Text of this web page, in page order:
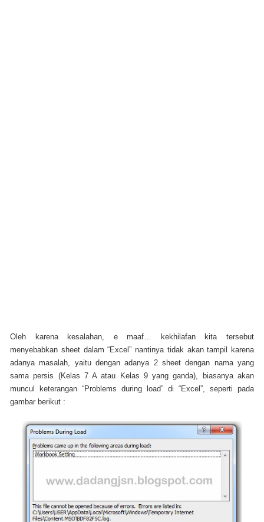
Oleh karena kesalahan, e maaf… kekhilafan kita tersebut
menyebabkan sheet dalam “Excel” nantinya tidak akan tampil karena
adanya masalah, yaitu dengan adanya 2 sheet dengan nama yang
sama persis (Kelas 7 A atau Kelas 9 yang ganda), biasanya akan
muncul keterangan “Problems during load” di “Excel”, seperti pada
gambar berikut :